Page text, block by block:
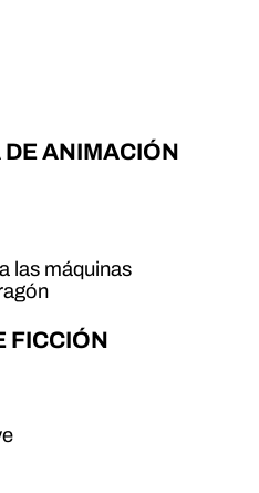
ANIMACIÓN
las máquinas
FICCIÓN